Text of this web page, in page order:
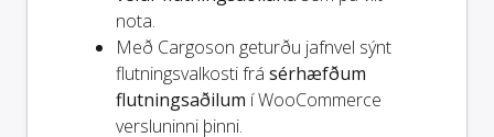
nota.
Með Cargoson geturðu jafnvel sýnt
flutningsvalkosti frá sérhæfðum
flutningsaðilum í WooCommerce
versluninni þinni.